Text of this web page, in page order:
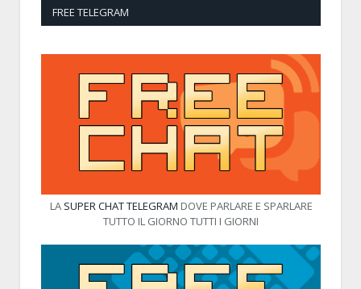
FREE TELEGRAM
LA SUPER CHAT TELEGRAM DOVE PARLARE E SPARLARE
TUTTO IL GIORNO TUTTI I GIORNI